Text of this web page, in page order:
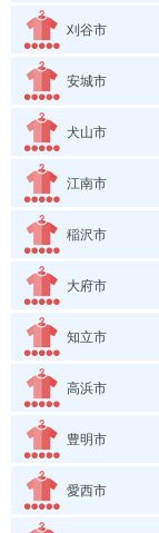
刈谷市
安城市
犬山市
江南市
稲沢市
大府市
知立市
高浜市
豊明市
愛西市